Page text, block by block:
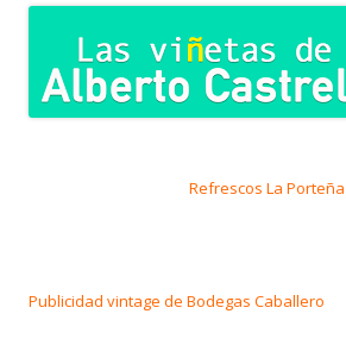
Refrescos La Porteña
Publicidad vintage de Bodegas Caballero